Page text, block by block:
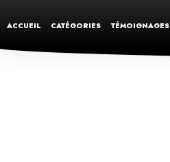
ACCUEIL CATÉGORIES TÉMOIGNAGES